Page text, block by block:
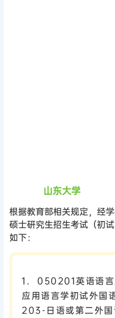
山东大学
根据教育部相关规定，经
硕士研究生招生考试（初
如下：
1. 050201英语语言
应用语言学初试外国
203-日语或第二外国